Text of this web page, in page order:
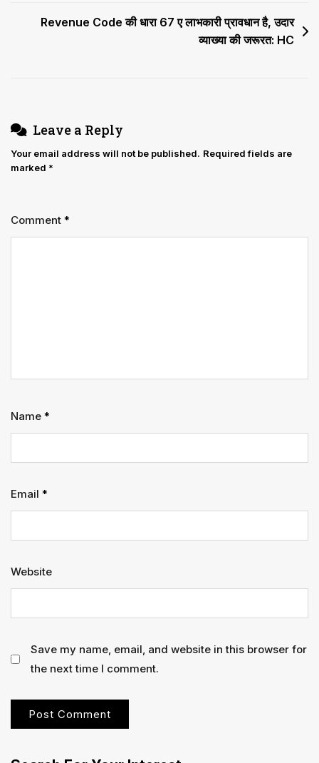
Revenue Code की धारा 67 ए लाभकारी प्रावधान है, उदार
व्याख्या की जरूरत: HC
Leave a Reply
Your email address will not be published. Required fields are
marked *
Comment *
Name *
Email *
Website
Save my name, email, and website in this browser for
the next time I comment.